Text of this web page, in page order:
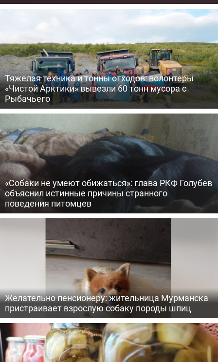
Тяжелая техника и тонны отходов: волонтеры
«Чистой Арктики» вывезли 60 тонн мусора с
Рыбачьего
«Собаки не умеют обижаться»: глава РКФ Голубев
объяснил истинные причины странного
поведения питомцев
Желательно пенсионеру: жительница Мурманска
пристраивает взрослую собаку породы шпиц